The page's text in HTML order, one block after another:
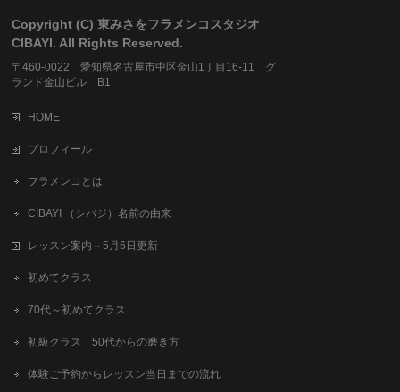
Copyright (C) 東みさをフラメンコスタジオ
CIBAYI. All Rights Reserved.
〒460-0022 愛知県名古屋市中区金山1丁目16-11 グ
ランド金山ビル B1
HOME
プロフィール
フラメンコとは
CIBAYI （シバジ）名前の由来
レッスン案内～5月6日更新
初めてクラス
70代～初めてクラス
初級クラス 50代からの磨き方
体験ご予約からレッスン当日までの流れ